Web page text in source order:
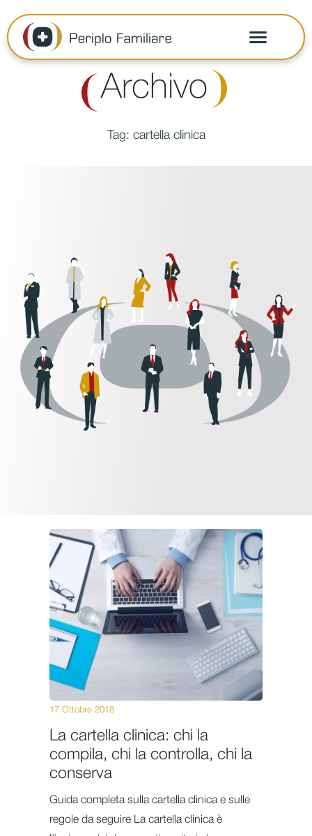
Archivo
Tag: cartella clinica
La cartella clinica: chi la
compila, chi la controlla, chi la
conserva
17 Ottobre 2018
Guida completa sulla cartella clinica e sulle
regole da seguire La cartella clinica è